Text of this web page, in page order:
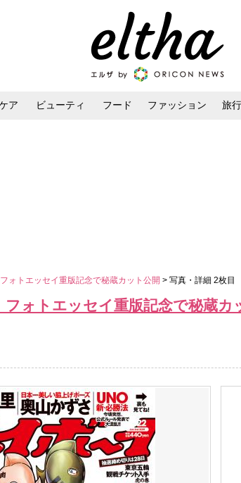
ア ビューティ フード ファッション 旅
ォトエッセイ重版記念で秘蔵カット公開 > 写真・詳細 2枚目
ォトエッセイ重版記念で秘蔵カ